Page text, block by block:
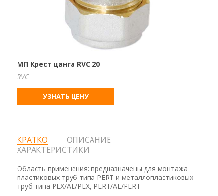
МП Крест цанга RVC 20
RVC
УЗНАТЬ ЦЕНУ
КРАТКО
ОПИСАНИЕ
ХАРАКТЕРИСТИКИ
Область применения: предназначены для монтажа
пластиковых труб типа PERT и металлопластиковых
труб типа PEX/AL/PEX, PERT/AL/PERT